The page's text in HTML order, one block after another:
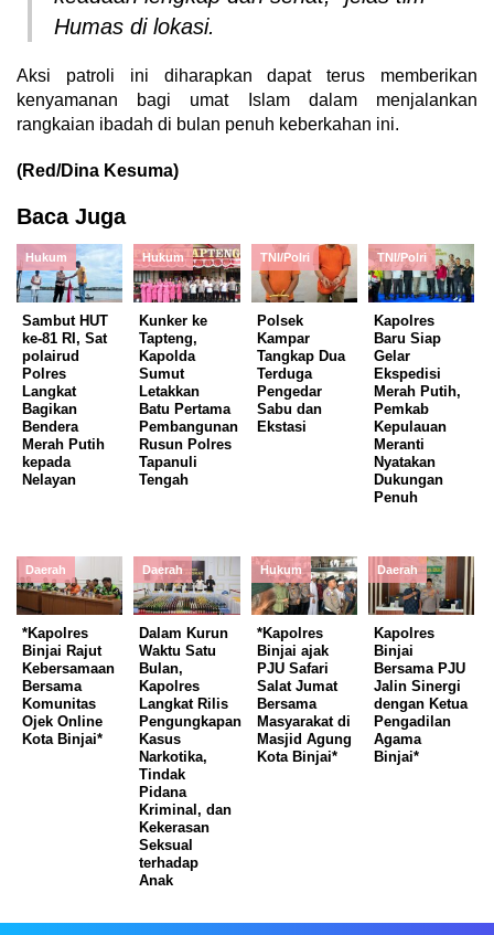
Humas di lokasi.
Aksi patroli ini diharapkan dapat terus memberikan
kenyamanan bagi umat Islam dalam menjalankan
rangkaian ibadah di bulan penuh keberkahan ini.
(Red/Dina Kesuma)
Baca Juga
Hukum
Sambut HUT
ke-81 RI, Sat
polairud
Polres
Langkat
Bagikan
Bendera
Merah Putih
kepada
Nelayan
Hukum
Kunker ke
Tapteng,
Kapolda
Sumut
Letakkan
Batu Pertama
Pembangunan
Rusun Polres
Tapanuli
Tengah
TNI/Polri
Polsek
Kampar
Tangkap Dua
Terduga
Pengedar
Sabu dan
Ekstasi
TNI/Polri
Kapolres
Baru Siap
Gelar
Ekspedisi
Merah Putih,
Pemkab
Kepulauan
Meranti
Nyatakan
Dukungan
Penuh
Daerah
*Kapolres
Binjai Rajut
Kebersamaan
Bersama
Komunitas
Ojek Online
Kota Binjai*
Daerah
Dalam Kurun
Waktu Satu
Bulan,
Kapolres
Langkat Rilis
Pengungkapan
Kasus
Narkotika,
Tindak
Pidana
Kriminal, dan
Kekerasan
Seksual
terhadap
Anak
Hukum
*Kapolres
Binjai ajak
PJU Safari
Salat Jumat
Bersama
Masyarakat di
Masjid Agung
Kota Binjai*
Daerah
Kapolres
Binjai
Bersama PJU
Jalin Sinergi
dengan Ketua
Pengadilan
Agama
Binjai*